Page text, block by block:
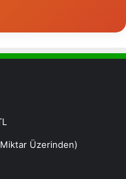
Miktar Üzerinden)